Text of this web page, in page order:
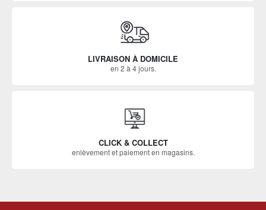
LIVRAISON À DOMICILE
en 2 à 4 jours.
CLICK & COLLECT
enlèvement et paiement en magasins.